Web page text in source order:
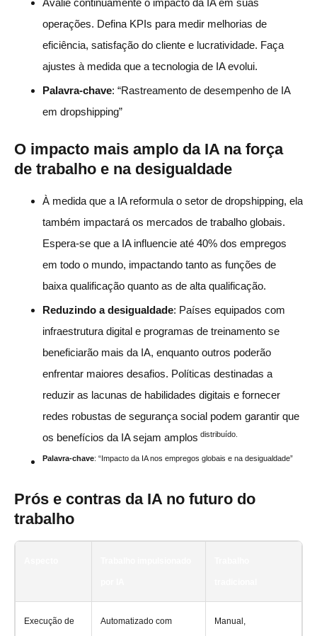
Avalie continuamente o impacto da IA em suas
operações. Defina KPIs para medir melhorias de
eficiência, satisfação do cliente e lucratividade. Faça
ajustes à medida que a tecnologia de IA evolui.
Palavra-chave: “Rastreamento de desempenho de IA
em dropshipping”
O impacto mais amplo da IA na força
de trabalho e na desigualdade
À medida que a IA reformula o setor de dropshipping, ela
também impactará os mercados de trabalho globais.
Espera-se que a IA influencie até 40% dos empregos
em todo o mundo, impactando tanto as funções de
baixa qualificação quanto as de alta qualificação.
Reduzindo a desigualdade: Países equipados com
infraestrutura digital e programas de treinamento se
beneficiarão mais da IA, enquanto outros poderão
enfrentar maiores desafios. Políticas destinadas a
reduzir as lacunas de habilidades digitais e fornecer
redes robustas de segurança social podem garantir que
os benefícios da IA sejam amplos distribuído.
Palavra-chave: “Impacto da IA nos empregos globais e na desigualdade”
Prós e contras da IA no futuro do
trabalho
Execução de Automatizado com Manual,